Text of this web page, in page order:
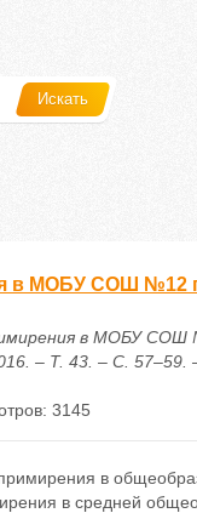
Искать
в МОБУ СОШ №12
в МОБУ СОШ
– Т. 43. – С. 57–59.
3145
в
в средней